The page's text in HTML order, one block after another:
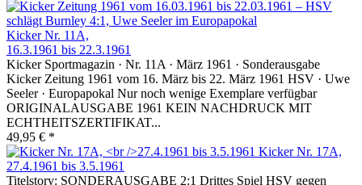
Kicker Nr. 11A,
16.3.1961 bis 22.3.1961
Kicker Sportmagazin · Nr. 11A · März 1961 · Sonderausgabe
Kicker Zeitung 1961 vom 16. März bis 22. März 1961 HSV · Uwe
Seeler · Europapokal Nur noch wenige Exemplare verfügbar
ORIGINALAUSGABE 1961 KEIN NACHDRUCK MIT
ECHTHEITSZERTIFIKAT...
49,95 € *
Kicker Nr. 17A,
27.4.1961 bis 3.5.1961
Titelstory: SONDERAUSGABE 2:1 Drittes Spiel HSV gegen